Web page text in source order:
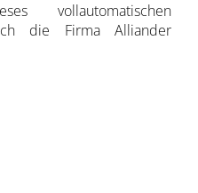
vollautomatischen
die Firma Alliander